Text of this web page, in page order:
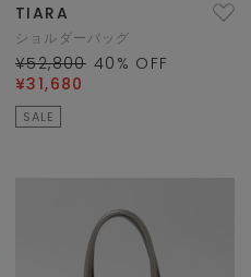
TIARA
ショルダーバッグ
¥52,800 40 % OFF
¥31,680
SALE